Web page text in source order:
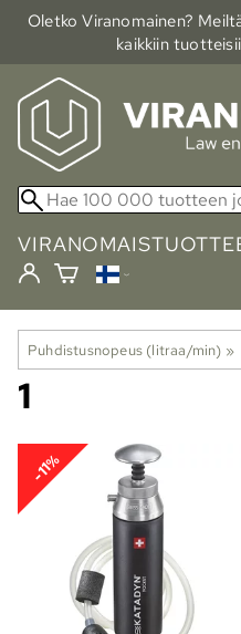
Oletko Viranomainen?
kaikkiin
Puhdistusnopeus (litraa/min) ‪»
1
-11%